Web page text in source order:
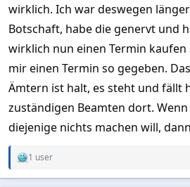
wirklich. Ich war deswegen
Botschaft, habe die genervt und
wirklich nun einen Termin
mir einen Termin so gegeben.
Ämtern ist halt, es steht und fällt
zuständigen Beamten dort.
diejenige nichts machen will,
R
1 user